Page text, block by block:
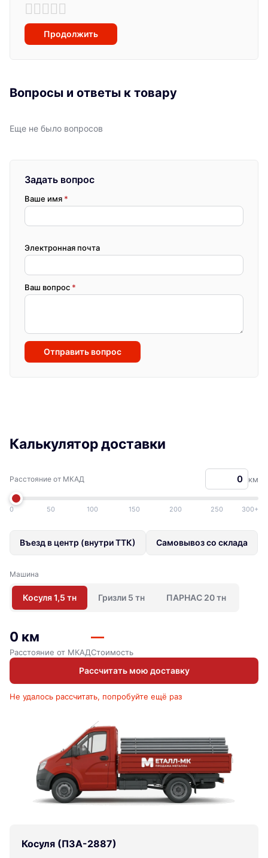
Продолжить
Вопросы и ответы к товару
Еще не было вопросов
Задать вопрос
Ваше имя *
Электронная почта
Ваш вопрос *
Отправить вопрос
Калькулятор доставки
Расстояние от МКАД км
0 50 100 150 200 250 300+
Въезд в центр (внутри ТТК) Самовывоз со склада
Машина
Косуля 1,5 тн Гризли 5 тн ПАРНАС 20 тн
0 км
Расстояние от МКАД
—
Стоимость
Рассчитать мою доставку
Не удалось рассчитать, попробуйте ещё раз
Косуля (ПЗА-2887)